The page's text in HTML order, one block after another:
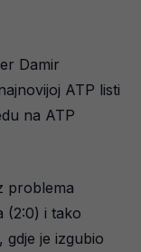
Damir
ATP listi
na ATP
problema
(2:0) i tako
je izgubio